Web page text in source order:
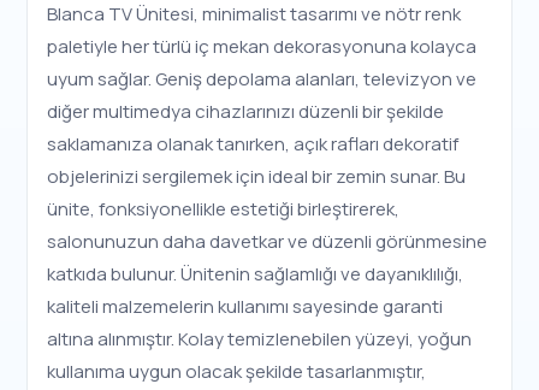
Blanca TV Ünitesi, minimalist tasarımı ve nötr renk
paletiyle her türlü iç mekan dekorasyonuna kolayca
uyum sağlar. Geniş depolama alanları, televizyon ve
diğer multimedya cihazlarınızı düzenli bir şekilde
saklamanıza olanak tanırken, açık rafları dekoratif
objelerinizi sergilemek için ideal bir zemin sunar. Bu
ünite, fonksiyonellikle estetiği birleştirerek,
salonunuzun daha davetkar ve düzenli görünmesine
katkıda bulunur. Ünitenin sağlamlığı ve dayanıklılığı,
kaliteli malzemelerin kullanımı sayesinde garanti
altına alınmıştır. Kolay temizlenebilen yüzeyi, yoğun
kullanıma uygun olacak şekilde tasarlanmıştır,